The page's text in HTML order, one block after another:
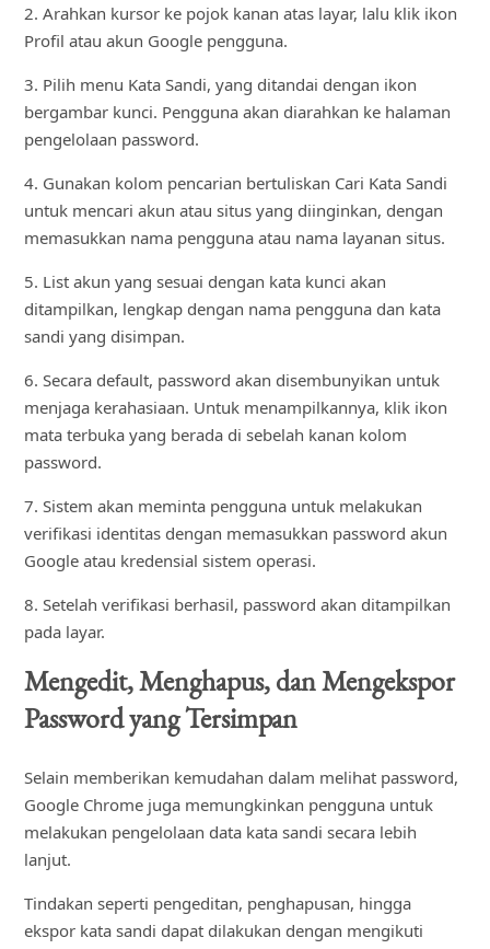
2. Arahkan kursor ke pojok kanan atas layar, lalu klik ikon
Profil atau akun Google pengguna.
3. Pilih menu Kata Sandi, yang ditandai dengan ikon
bergambar kunci. Pengguna akan diarahkan ke halaman
pengelolaan password.
4. Gunakan kolom pencarian bertuliskan Cari Kata Sandi
untuk mencari akun atau situs yang diinginkan, dengan
memasukkan nama pengguna atau nama layanan situs.
5. List akun yang sesuai dengan kata kunci akan
ditampilkan, lengkap dengan nama pengguna dan kata
sandi yang disimpan.
6. Secara default, password akan disembunyikan untuk
menjaga kerahasiaan. Untuk menampilkannya, klik ikon
mata terbuka yang berada di sebelah kanan kolom
password.
7. Sistem akan meminta pengguna untuk melakukan
verifikasi identitas dengan memasukkan password akun
Google atau kredensial sistem operasi.
8. Setelah verifikasi berhasil, password akan ditampilkan
pada layar.
Mengedit, Menghapus, dan Mengekspor
Password yang Tersimpan
Selain memberikan kemudahan dalam melihat password,
Google Chrome juga memungkinkan pengguna untuk
melakukan pengelolaan data kata sandi secara lebih
lanjut.
Tindakan seperti pengeditan, penghapusan, hingga
ekspor kata sandi dapat dilakukan dengan mengikuti